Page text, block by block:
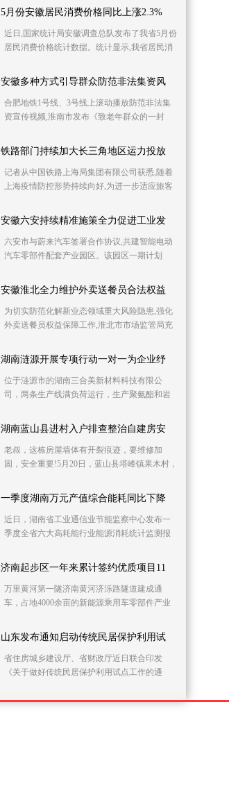
范围内全面
5月份安徽居民消费价格同比上涨2.3%
近日,国家统计局安徽调查总队发布了我省5月份
居民消费价格统计数据。统计显示,我省居民消
百分
安徽多种方式引导群众防范非法集资风
合肥地铁1号线、3号线上滚动播放防范非法集
资宣传视频,淮南市发布《致老年群众的一封
宣传月,今
铁路部门持续加大长三角地区运力投放
记者从中国铁路上海局集团有限公司获悉,随着
上海疫情防控形势持续向好,为进一步适应旅客
持续加
安徽六安持续精准施策全力促进工业发
六安市与蔚来汽车签署合作协议,共建智能电动
汽车零部件配套产业园区。该园区一期计划
压铸产能,
安徽淮北全力维护外卖送餐员合法权益
为切实防范化解新业态领域重大风险隐患,强化
外卖送餐员权益保障工作,淮北市市场监管局充
益。淮北
湖南涟源开展专项行动一对一为企业纾
位于涟源市的湖南三合美新材料科技有限公
司，两条生产线满负荷运行，生产聚氨酯和岩
两条生产线，
湖南蓝山县进村入户排查整治自建房安
老叔，这栋房屋墙体有开裂痕迹，要维修加
固，安全重要!5月20日，蓝山县塔峰镇果木村，
治。连日来
一季度湖南万元产值综合能耗同比下降
近日，湖南省工业通信业节能监察中心发布一
季度全省六大高耗能行业能源消耗统计监测报
业的万元
济南起步区一年来累计签约优质项目11
万里黄河第一隧济南黄河济泺路隧道建成通
车，占地4000余亩的新能源乘用车零部件产业
方案获批复一
山东发布通知启动传统民居保护利用试
省住房城乡建设厅、省财政厅近日联合印发
《关于做好传统民居保护利用试点工作的通
工作。此次试点